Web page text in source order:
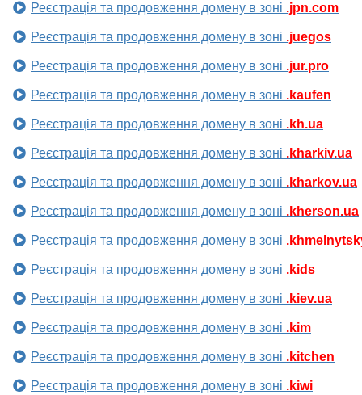
Реєстрація та продовження домену в зоні .jpn.com
Реєстрація та продовження домену в зоні .juegos
Реєстрація та продовження домену в зоні .jur.pro
Реєстрація та продовження домену в зоні .kaufen
Реєстрація та продовження домену в зоні .kh.ua
Реєстрація та продовження домену в зоні .kharkiv.ua
Реєстрація та продовження домену в зоні .kharkov.ua
Реєстрація та продовження домену в зоні .kherson.ua
Реєстрація та продовження домену в зоні
Реєстрація та продовження домену в зоні .kids
Реєстрація та продовження домену в зоні .kiev.ua
Реєстрація та продовження домену в зоні .kim
Реєстрація та продовження домену в зоні .kitchen
Реєстрація та продовження домену в зоні .kiwi